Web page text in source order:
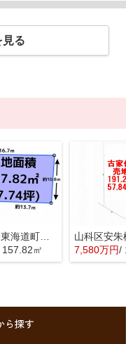
見る
山科区安朱東海道町 売地
157.82㎡ 7,580万円/
ら探す